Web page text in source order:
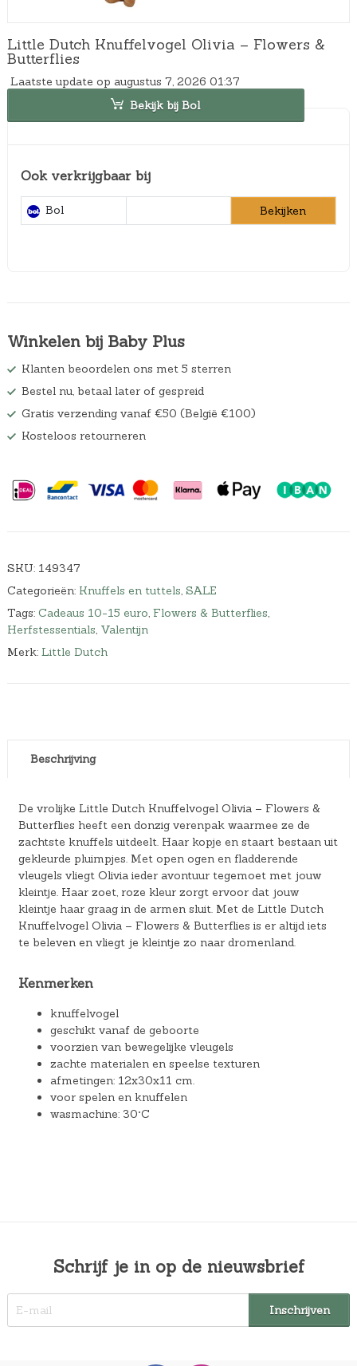
Little Dutch Knuffelvogel Olivia – Flowers &
Butterflies
Laatste update op augustus 7, 2026 01:37
Bekijk bij Bol
Ook verkrijgbaar bij
Bol Bekijken
Winkelen bij Baby Plus
Klanten beoordelen ons met 5 sterren
Bestel nu, betaal later of gespreid
Gratis verzending vanaf €50 (België €100)
Kosteloos retourneren
SKU: 149347
Categorieën: Knuffels en tuttels, SALE
Tags: Cadeaus 10-15 euro, Flowers & Butterflies,
Herfstessentials, Valentijn
Merk: Little Dutch
Beschrijving
De vrolijke Little Dutch Knuffelvogel Olivia – Flowers &
Butterflies heeft een donzig verenpak waarmee ze de
zachtste knuffels uitdeelt. Haar kopje en staart bestaan uit
gekleurde pluimpjes. Met open ogen en fladderende
vleugels vliegt Olivia ieder avontuur tegemoet met jouw
kleintje. Haar zoet, roze kleur zorgt ervoor dat jouw
kleintje haar graag in de armen sluit. Met de Little Dutch
Knuffelvogel Olivia – Flowers & Butterflies is er altijd iets
te beleven en vliegt je kleintje zo naar dromenland.
Kenmerken
knuffelvogel
geschikt vanaf de geboorte
voorzien van bewegelijke vleugels
zachte materialen en speelse texturen
afmetingen: 12x30x11 cm.
voor spelen en knuffelen
wasmachine: 30°C
Schrijf je in op de nieuwsbrief